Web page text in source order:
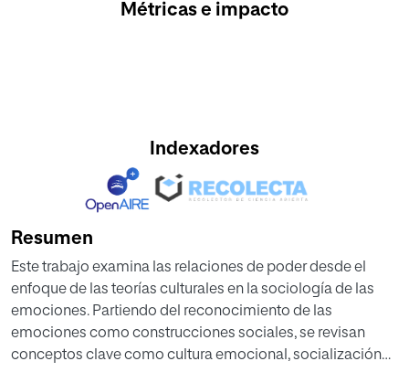
Métricas e impacto
Indexadores
Resumen
Este trabajo examina las relaciones de poder desde el
enfoque de las teorías culturales en la sociología de las
emociones. Partiendo del reconocimiento de las
emociones como construcciones sociales, se revisan
conceptos clave como cultura emocional, socialización